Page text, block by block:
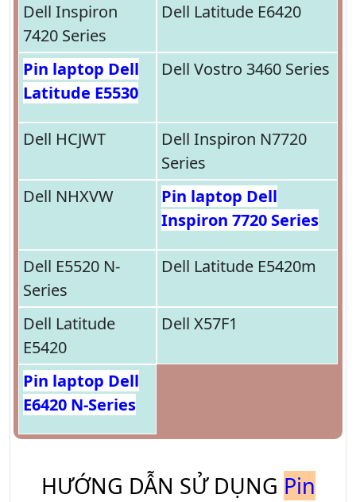
Dell Inspiron
7420 Series
Dell Latitude E6420
Pin laptop Dell
Latitude E5530
Dell Vostro 3460 Series
Dell HCJWT
Dell Inspiron N7720
Series
Dell NHXVW
Pin laptop Dell
Inspiron 7720 Series
Dell E5520 N-
Series
Dell Latitude E5420m
Dell Latitude
E5420
Dell X57F1
Pin laptop Dell
E6420 N-Series
HƯỚNG DẪN SỬ DỤNG Pin